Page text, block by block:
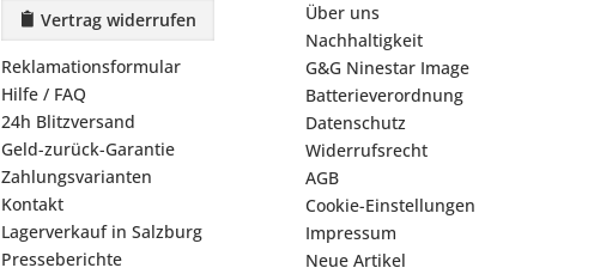
Vertrag widerrufen
Reklamationsformular
Hilfe / FAQ
24h Blitzversand
Geld-zurück-Garantie
Zahlungsvarianten
Kontakt
Lagerverkauf in Salzburg
Presseberichte
Über uns
Nachhaltigkeit
G&G Ninestar Image
Batterieverordnung
Datenschutz
Widerrufsrecht
AGB
Cookie-Einstellungen
Impressum
Neue Artikel